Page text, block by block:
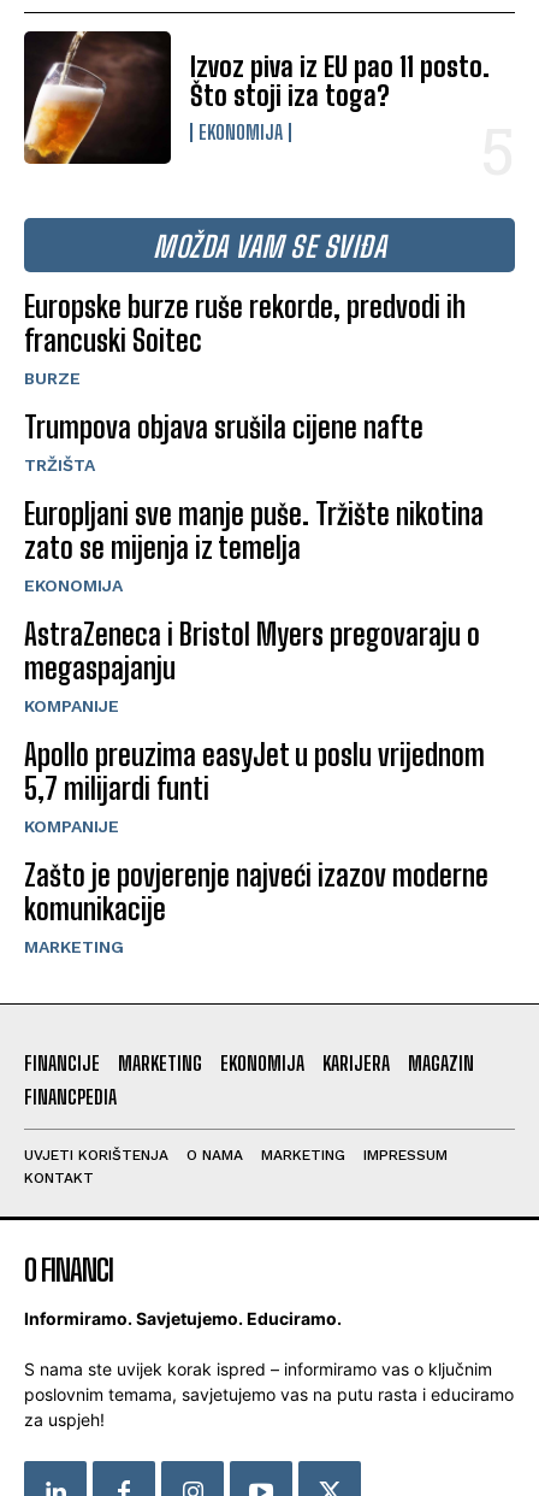
Izvoz piva iz EU pao 11 posto.
Što stoji iza toga?
EKONOMIJA
MOŽDA VAM SE SVIĐA
Europske burze ruše rekorde, predvodi ih
francuski Soitec
BURZE
Trumpova objava srušila cijene nafte
TRŽIŠTA
Europljani sve manje puše. Tržište nikotina
zato se mijenja iz temelja
EKONOMIJA
AstraZeneca i Bristol Myers pregovaraju o
megaspajanju
KOMPANIJE
Apollo preuzima easyJet u poslu vrijednom
5,7 milijardi funti
KOMPANIJE
Zašto je povjerenje najveći izazov moderne
komunikacije
MARKETING
FINANCIJE MARKETING EKONOMIJA KARIJERA
MAGAZIN
FINANCPEDIA
UVJETI KORIŠTENJA O NAMA MARKETING
IMPRESSUM
KONTAKT
O FINANCI
Informiramo. Savjetujemo. Educiramo.
S nama ste uvijek korak ispred – informiramo vas o ključnim
poslovnim temama, savjetujemo vas na putu rasta i educiramo
za uspjeh!